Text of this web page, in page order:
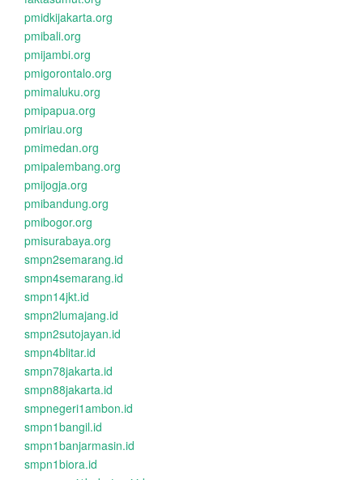
pmidkijakarta.org
pmibali.org
pmijambi.org
pmigorontalo.org
pmimaluku.org
pmipapua.org
pmiriau.org
pmimedan.org
pmipalembang.org
pmijogja.org
pmibandung.org
pmibogor.org
pmisurabaya.org
smpn2semarang.id
smpn4semarang.id
smpn14jkt.id
smpn2lumajang.id
smpn2sutojayan.id
smpn4blitar.id
smpn78jakarta.id
smpn88jakarta.id
smpnegeri1ambon.id
smpn1bangil.id
smpn1banjarmasin.id
smpn1biora.id